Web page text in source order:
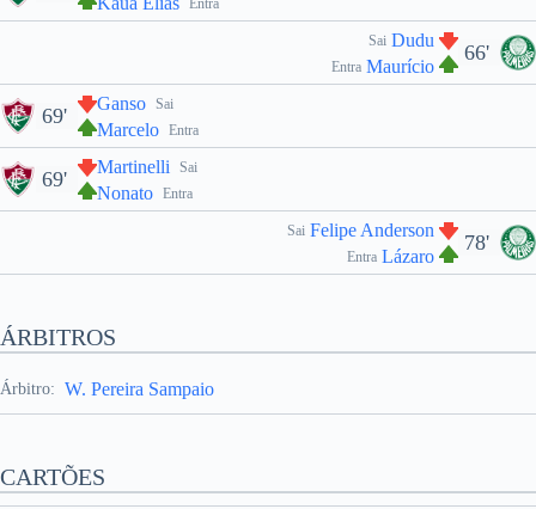
Entra
66'
Sai Dudu
Entra Maurício
Sai
Ganso
Entra
Marcelo
69'
Sai
Martinelli
Entra
Nonato
69'
78'
Sai Felipe Anderson
Entra Lázaro
ÁRBITROS
Árbitro: W. Pereira Sampaio
CARTÕES